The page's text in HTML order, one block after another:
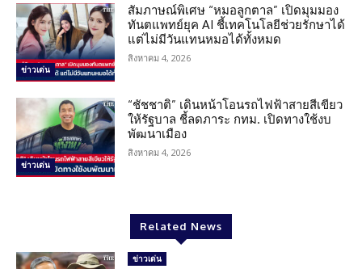
ข่าวเด่น
สัมภาษณ์พิเศษ “หมอลูกตาล” เปิดมุมมอง
ทันตแพทย์ยุค AI ชี้เทคโนโลยีช่วยรักษาได้
แต่ไม่มีวันแทนหมอได้ทั้งหมด
สิงหาคม 4, 2026
ข่าวเด่น
“ชัชชาติ” เดินหน้าโอนรถไฟฟ้าสายสีเขียว
ให้รัฐบาล ชี้ลดภาระ กทม. เปิดทางใช้งบ
พัฒนาเมือง
สิงหาคม 4, 2026
Related News
ข่าวเด่น